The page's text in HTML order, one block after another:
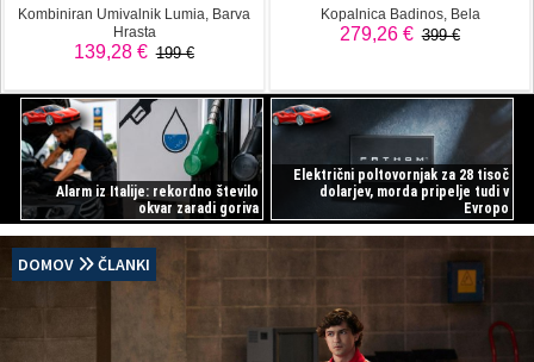
Alarm iz Italije: rekordno število
okvar zaradi goriva
Električni poltovornjak za 28 tisoč
dolarjev, morda pripelje tudi v
Evropo
DOMOV ČLANKI